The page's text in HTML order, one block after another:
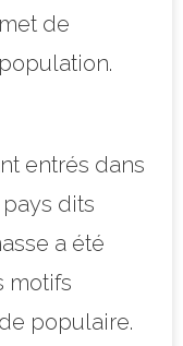
de
entrés dans
dits
a été
motifs
populaire.